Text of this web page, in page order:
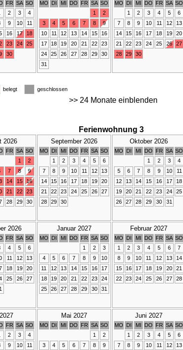
FR SA SO
2 3
4
9 10
11
16 17
18
23 24
25
30
MO DI MI DO FR SA SO
1
2
3
4 5 6 7 8
9
10
11 12 13 14 15
16
17
18 19 20 21 22
23
24
25 26 27 28 29
30
31
MO DI MI DO FR SA SO
1
2 3 4 5
6
7
8 9 10 11 12
13
14
15 16 17 18 19
20
21
22 23 24 25 26
27
28
29 30
belegt geschlossen
>> 24 Monate einblenden
Ferienwohnung 3
2026
FR SA SO
1
2
7 8
9
14 15
16
21 22
23
28 29
30
September 2026
MO DI MI DO FR SA SO
1
2 3 4 5
6
7
8 9 10 11 12
13
14
15 16 17 18 19
20
21
22 23 24 25 26
27
28
29 30
Oktober 2026
MO DI MI DO FR SA SO
1
2 3
4
5
6 7 8 9 10
11
12
13 14 15 16 17
18
19
20 21 22 23 24
25
26
27 28 29 30 31
2026
FR SA SO
4 5
6
11 12
13
18 19
20
25 26
27
Januar 2027
MO DI MI DO FR SA SO
1
2
3
4
5 6 7 8 9
10
11
12 13 14 15 16
17
18
19 20 21 22 23
24
25
26 27 28 29 30 31
Februar 2027
MO DI MI DO FR SA SO
1
2 3 4 5 6
7
8
9 10 11 12 13
14
15
16 17 18 19 20
21
22
23 24 25 26 27 28
FR SA SO
2 3
4
9 10
11
Mai 2027
MO DI MI DO FR SA SO
1
2
3
4 5 6 7 8
9
Juni 2027
MO DI MI DO FR SA SO
1
2 3 4 5
6
7
8 9 10 11 12
13